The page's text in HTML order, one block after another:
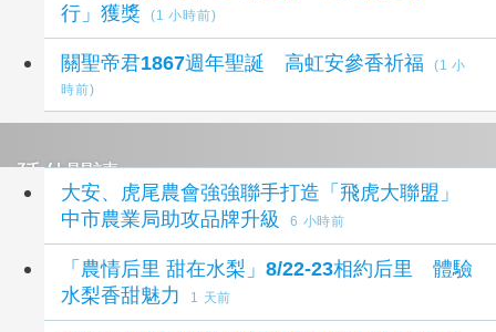
行」獲獎
(1 小時前)
關聖帝君1867週年聖誕 高虹安參香祈福
(1 小
時前)
延伸閱讀
大安、虎尾農會強強聯手打造「飛虎大聯盟」
中市農業局助攻品牌升級
6 小時前
「農情后里 甜在水梨」8/22-23相約后里 體驗
水梨香甜魅力
1 天前